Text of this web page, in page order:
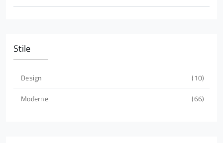
Stile
Design
10
Moderne
66